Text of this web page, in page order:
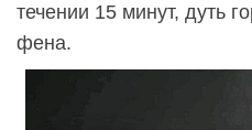
течении 15 минут, дуть
фена.